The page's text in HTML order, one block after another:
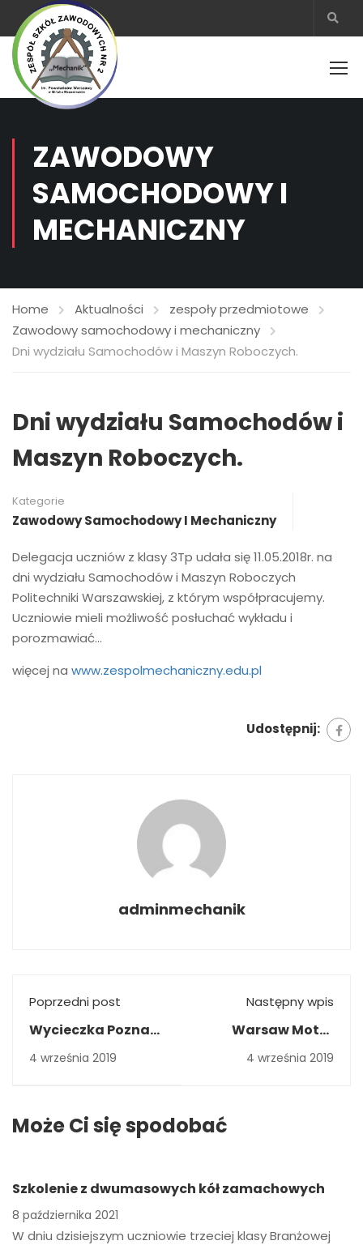
ZAWODOWY
SAMOCHODOWY I
MECHANICZNY
Home Aktualności
zespoły przedmiotowe
Zawodowy samochodowy i mechaniczny
Dni wydziału Samochodów i Maszyn Roboczych.
Dni wydziału Samochodów i
Maszyn Roboczych.
Kategorie
Zawodowy Samochodowy I Mechaniczny
Delegacja uczniów z klasy 3Tp udała się 11.05.2018r. na
dni wydziału Samochodów i Maszyn Roboczych
Politechniki Warszawskiej, z którym współpracujemy.
Uczniowie mieli możliwość posłuchać wykładu i
porozmawiać…
więcej na www.zespolmechaniczny.edu.pl
Udostępnij:
adminmechanik
Poprzedni post
Wycieczka Poznań
Motor Show 2018
4 września 2019
Następny wpis
Warsaw Motor
Show 2018
4 września 2019
Może Ci się spodobać
Szkolenie z dwumasowych kół zamachowych
8 października 2021
W dniu dzisiejszym uczniowie trzeciej klasy Branżowej